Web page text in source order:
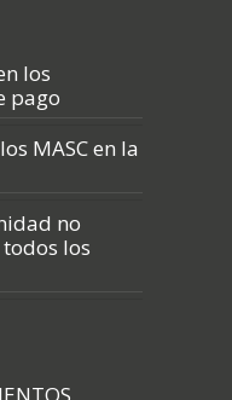
los
pago
MASC en la
no
los